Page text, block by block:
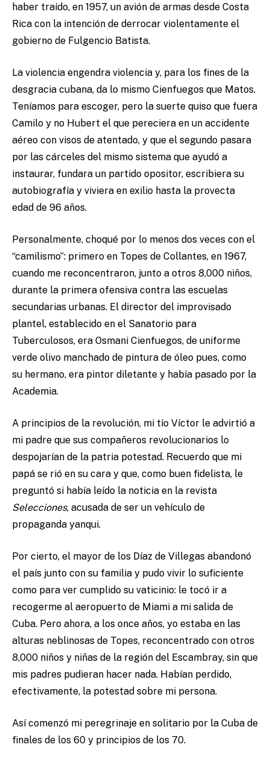
haber traído, en 1957, un avión de armas desde Costa
Rica con la intención de derrocar violentamente el
gobierno de Fulgencio Batista.
La violencia engendra violencia y, para los fines de la
desgracia cubana, da lo mismo Cienfuegos que Matos.
Teníamos para escoger, pero la suerte quiso que fuera
Camilo y no Hubert el que pereciera en un accidente
aéreo con visos de atentado, y que el segundo pasara
por las cárceles del mismo sistema que ayudó a
instaurar, fundara un partido opositor, escribiera su
autobiografía y viviera en exilio hasta la provecta
edad de 96 años.
Personalmente, choqué por lo menos dos veces con el
“camilismo”: primero en Topes de Collantes, en 1967,
cuando me reconcentraron, junto a otros 8,000 niños,
durante la primera ofensiva contra las escuelas
secundarias urbanas. El director del improvisado
plantel, establecido en el Sanatorio para
Tuberculosos, era Osmani Cienfuegos, de uniforme
verde olivo manchado de pintura de óleo pues, como
su hermano, era pintor diletante y había pasado por la
Academia.
A principios de la revolución, mi tío Víctor le advirtió a
mi padre que sus compañeros revolucionarios lo
despojarían de la patria potestad. Recuerdo que mi
papá se rió en su cara y que, como buen fidelista, le
preguntó si había leído la noticia en la revista
Selecciones, acusada de ser un vehículo de
propaganda yanqui.
Por cierto, el mayor de los Díaz de Villegas abandonó
el país junto con su familia y pudo vivir lo suficiente
como para ver cumplido su vaticinio: le tocó ir a
recogerme al aeropuerto de Miami a mi salida de
Cuba. Pero ahora, a los once años, yo estaba en las
alturas neblinosas de Topes, reconcentrado con otros
8,000 niños y niñas de la región del Escambray, sin que
mis padres pudieran hacer nada. Habían perdido,
efectivamente, la potestad sobre mi persona.
Así comenzó mi peregrinaje en solitario por la Cuba de
finales de los 60 y principios de los 70.